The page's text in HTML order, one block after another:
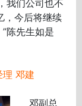
们公司也不
，今后将继续
陈先生如是
邓建
邓副总